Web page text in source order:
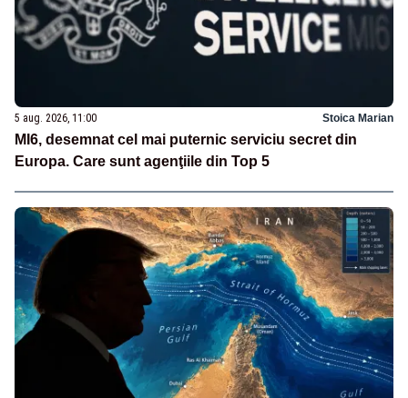
5 aug. 2026, 11:00 Stoica Marian
MI6, desemnat cel mai puternic serviciu secret din
Europa. Care sunt agenţiile din Top 5